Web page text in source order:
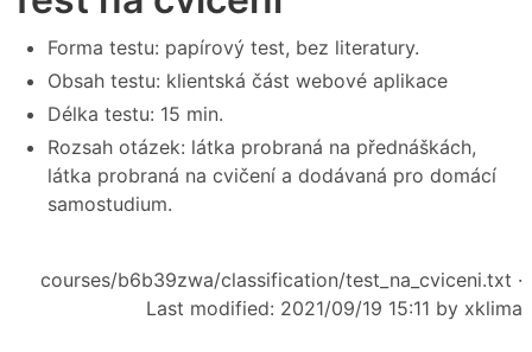
Forma testu: papírový test, bez literatury.
Obsah testu: klientská část webové aplikace
Délka testu: 15 min.
Rozsah otázek: látka probraná na přednáškách,
látka probraná na cvičení a dodávaná pro domácí
samostudium.
courses/b6b39zwa/classification/test_na_cviceni.txt ·
Last modified: 2021/09/19 15:11 by xklima